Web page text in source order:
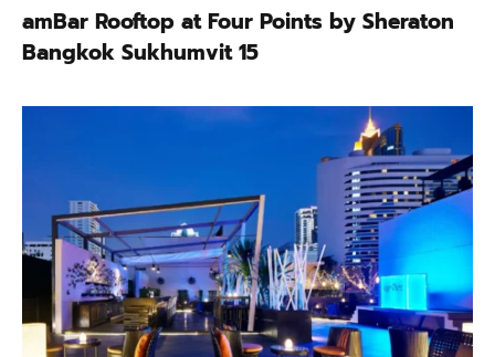
amBar Rooftop at Four Points by Sheraton
Bangkok Sukhumvit 15